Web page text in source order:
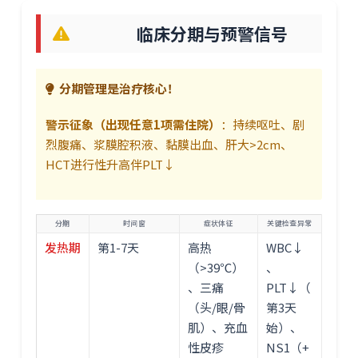
临床分期与预警信号
分期管理是治疗核心！
警示征象（出现任意1项需住院）
：持续呕吐、剧
烈腹痛、浆膜腔积液、黏膜出血、肝大>2cm、
HCT进行性升高伴PLT↓
分期 时间窗 症状体征 关键检查异常
发热期 第1-7天
高热
（>39℃）
、三痛
（头/眼/骨
肌）、充血
性皮疹
WBC↓
、
PLT↓（
第3天
始）、
NS1（+